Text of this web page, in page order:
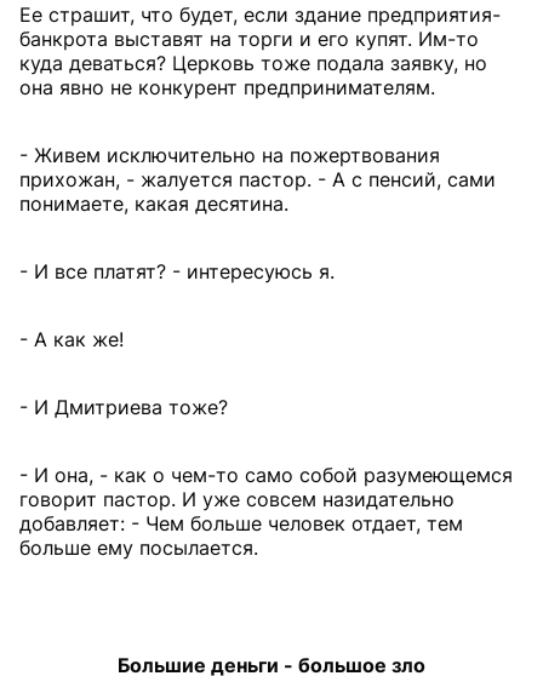
Ее страшит, что будет, если здание предприятия-
банкрота выставят на торги и его купят. Им-то
куда деваться? Церковь тоже подала заявку, но
она явно не конкурент предпринимателям.
- Живем исключительно на пожертвования
прихожан, - жалуется пастор. - А с пенсий, сами
понимаете, какая десятина.
- И все платят? - интересуюсь я.
- А как же!
- И Дмитриева тоже?
- И она, - как о чем-то само собой разумеющемся
говорит пастор. И уже совсем назидательно
добавляет: - Чем больше человек отдает, тем
больше ему посылается.
Большие деньги - большое зло